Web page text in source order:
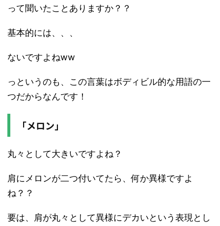
って聞いたことありますか？？
基本的には、、、
ないですよねww
っというのも、この言葉はボディビル的な用語の一
つだからなんです！
「メロン」
丸々として大きいですよね？
肩にメロンが二つ付いてたら、何か異様ですよ
ね？？
要は、肩が丸々として異様にデカいという表現とし